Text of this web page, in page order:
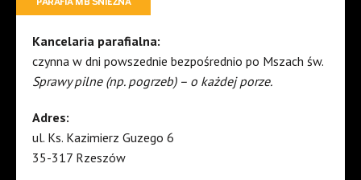
Kancelaria parafialna:
czynna w dni powszednie bezpośrednio po Mszach św.
Sprawy pilne (np. pogrzeb) – o każdej porze.
Adres:
ul. Ks. Kazimierz Guzego 6
35-317 Rzeszów